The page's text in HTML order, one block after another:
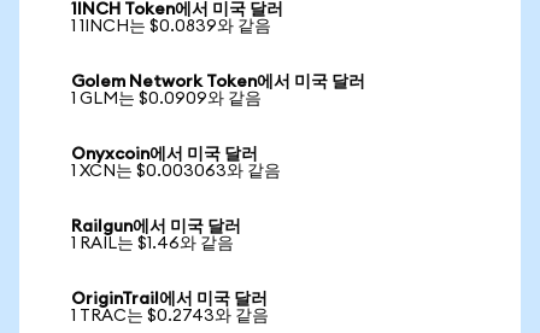
1INCH Token에서 미국 달러
1 1INCH는 $0.0839와 같음
Golem Network Token에서 미국 달러
1 GLM는 $0.0909와 같음
Onyxcoin에서 미국 달러
1 XCN는 $0.003063와 같음
Railgun에서 미국 달러
1 RAIL는 $1.46와 같음
OriginTrail에서 미국 달러
1 TRAC는 $0.2743와 같음